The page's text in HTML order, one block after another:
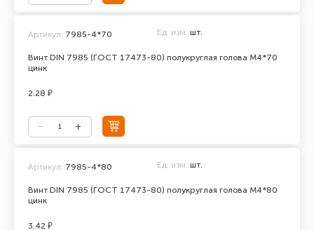
Винт DIN 7985 (ГОСТ 17473-80) полукруглая голова М4*70
цинк
Артикул: 7985-4*70 Ед. изм. шт.
2.28 ₽
Винт DIN 7985 (ГОСТ 17473-80) полукруглая голова М4*80
цинк
Артикул: 7985-4*80 Ед. изм. шт.
3.42 ₽